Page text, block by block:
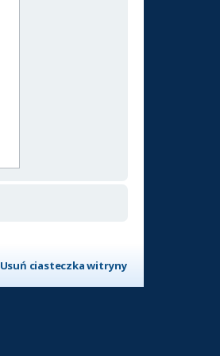
Usuń ciasteczka witryny